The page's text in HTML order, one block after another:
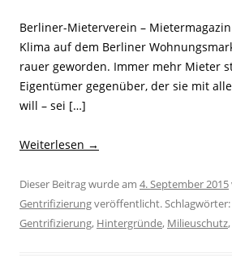
Berliner-Mieterverein – Mietermagazin
Klima auf dem Berliner
rauer geworden. Immer mehr Mieter
Eigentümer gegenüber, der sie mit
will – sei […]
Weiterlesen →
Dieser Beitrag wurde am 4. September 2015
Gentrifizierungveröffentlicht. Schlagwörter:
Gentrifizierung, Hintergründe, Milieuschutz,